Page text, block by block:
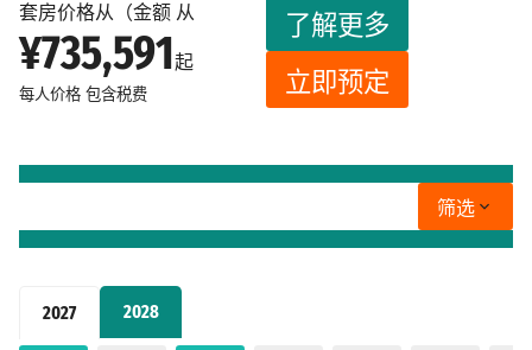
2027 2028
套房价格从（金额 从
¥735,591起
每人价格 包含税费
了解更多
立即预定
筛选